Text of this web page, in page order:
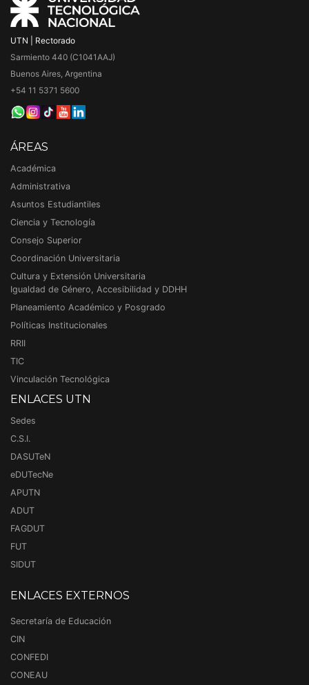
UTN | Rectorado
Sarmiento 440 (C1041AAJ)
Buenos Aires, Argentina
+54 11 5371 5600
ÁREAS
Académica
Administrativa
Asuntos Estudiantiles
Ciencia y Tecnología
Consejo Superior
Coordinación Universitaria
Cultura y Extensión Universitaria
Igualdad de Género, Accesibilidad y DDHH
Planeamiento Académico y Posgrado
Políticas Institucionales
RRII
TIC
Vinculación Tecnológica
ENLACES UTN
Sedes
C.S.I.
DASUTeN
eDUTecNe
APUTN
ADUT
FAGDUT
FUT
SIDUT
ENLACES EXTERNOS
Secretaría de Educación
CIN
CONFEDI
CONEAU